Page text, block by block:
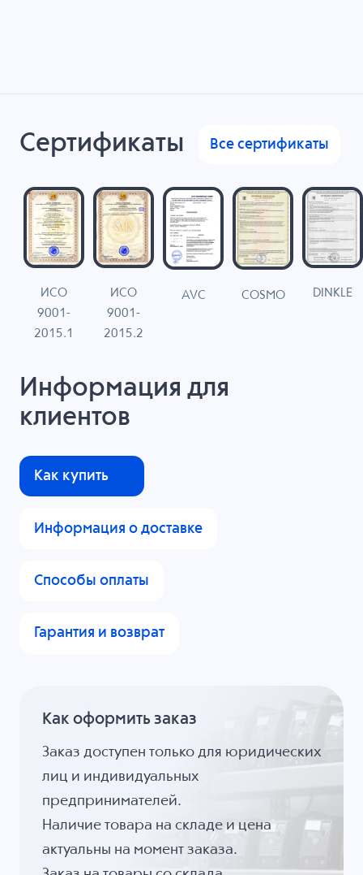
Сертификаты Все сертификаты
ИСО
9001-
2015.1
ИСО
9001-
2015.2
AVC COSMO DINKLE
Информация для
клиентов
Как купить
Информация о доставке
Способы оплаты
Гарантия и возврат
Как оформить заказ
Заказ доступен только для юридических
лиц и индивидуальных
предпринимателей.
Наличие товара на складе и цена
актуальны на момент заказа.